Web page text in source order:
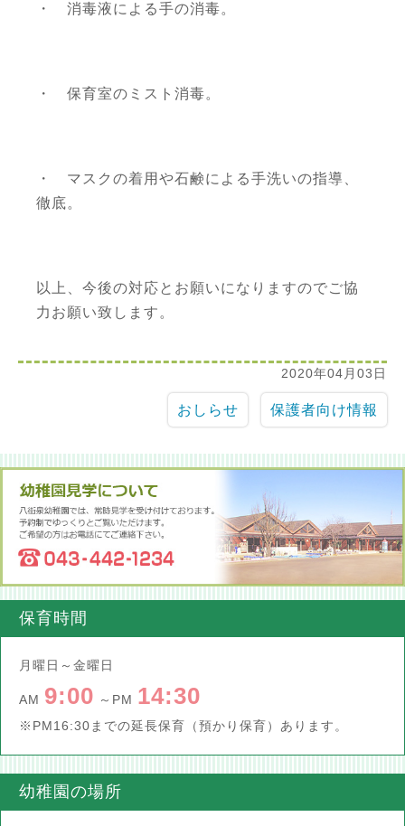
・ 消毒液による手の消毒。
・ 保育室のミスト消毒。
・ マスクの着用や石鹸による手洗いの指導、
徹底。
以上、今後の対応とお願いになりますのでご協
力お願い致します。
2020年04月03日
おしらせ 保護者向け情報
保育時間
月曜日～金曜日
AM 9:00 ～PM 14:30
※PM16:30までの延長保育（預かり保育）あります。
幼稚園の場所